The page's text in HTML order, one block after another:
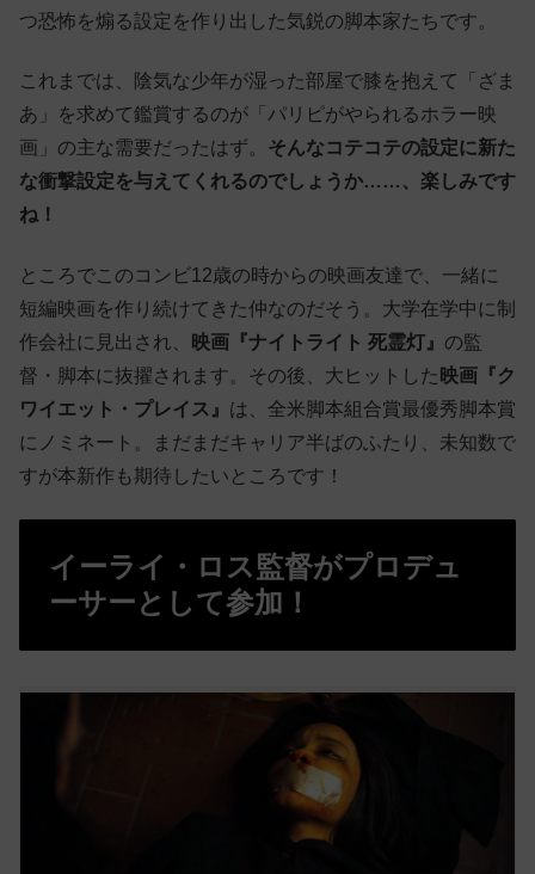
つ恐怖を煽る設定を作り出した気鋭の脚本家たちです。
これまでは、陰気な少年が湿った部屋で膝を抱えて「ざま
あ」を求めて鑑賞するのが「パリピがやられるホラー映
画」の主な需要だったはず。 そんなコテコテの設定に新た
な衝撃設定を与えてくれるのでしょうか……、楽しみです
ね！
ところでこのコンビ12歳の時からの映画友達で、一緒に
短編映画を作り続けてきた仲なのだそう。大学在学中に制
作会社に見出され、
映画『ナイトライト 死霊灯』 の監
督・脚本に抜擢されます。その後、大ヒットした 映画『ク
ワイエット・プレイス』 は、全米脚本組合賞最優秀脚本賞
にノミネート。まだまだキャリア半ばのふたり、未知数で
すが本新作も期待したいところです！
イーライ・ロス監督がプロデュ
ーサーとして参加！